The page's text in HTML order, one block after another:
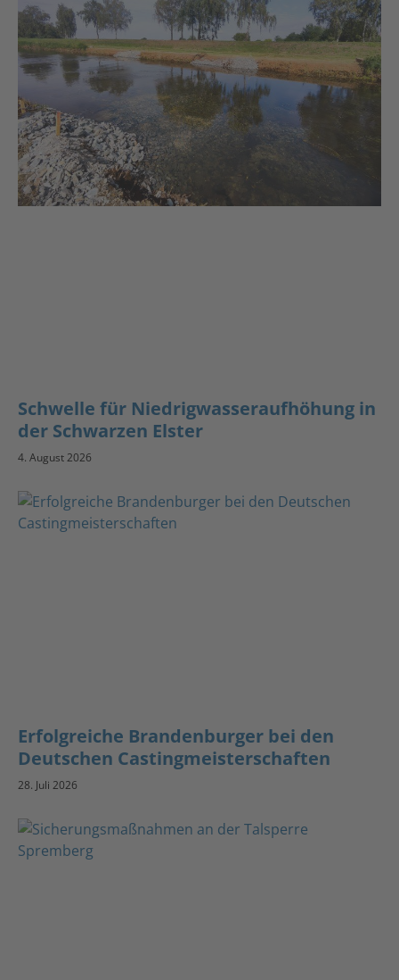
Schwelle für Niedrigwasseraufhöhung in
der Schwarzen Elster
4. August 2026
Erfolgreiche Brandenburger bei den
Deutschen Castingmeisterschaften
28. Juli 2026